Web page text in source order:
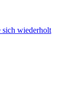
sich wiederholt